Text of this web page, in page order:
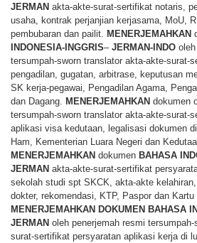
JERMAN akta-akte-surat-sertifikat notaris,
usaha, kontrak perjanjian kerjasama, MoU,
pembubaran dan pailit. MENERJEMAHKAN
INDONESIA-INGGRIS–JERMAN-INDO
tersumpah-sworn translator akta-akte-surat-
pengadilan, gugatan, arbitrase, keputusan
SK kerja-pegawai, Pengadilan Agama,
dan Dagang. MENERJEMAHKAN dokumen
tersumpah-sworn translator akta-akte-surat-
aplikasi visa kedutaan, legalisasi dokumen
Ham, Kementerian Luara Negeri dan
MENERJEMAHKAN dokumen BAHASA
JERMAN akta-akte-surat-sertifikat
sekolah studi spt SKCK, akta-akte
dokter, rekomendasi, KTP, Paspor dan Kartu
MENERJEMAHKAN DOKUMEN BAHASA
JERMAN oleh penerjemah resmi
surat-sertifikat persyaratan aplikasi kerja di